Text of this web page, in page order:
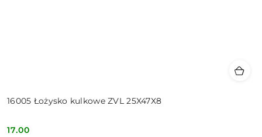
16005 Łożysko kulkowe ZVL 25X47X8
17.00